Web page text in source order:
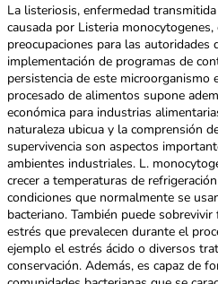
La listeriosis, enfermedad
causada por Listeria
preocupaciones para las autoridades
implementación de programas de
persistencia de este microorganismo
procesado de alimentos supone
económica para industrias
naturaleza ubicua y la comprensión
supervivencia son aspectos
ambientes industriales. L.
crecer a temperaturas de
condiciones que normalmente se
bacteriano. También puede
estrés que prevalecen durante el
ejemplo el estrés ácido o diversos
conservación. Además, es capaz de